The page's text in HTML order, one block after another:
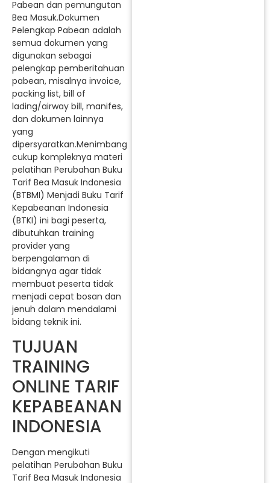
Pabean dan pemungutan
Bea Masuk.Dokumen
Pelengkap Pabean adalah
semua dokumen yang
digunakan sebagai
pelengkap pemberitahuan
pabean, misalnya invoice,
packing list, bill of
lading/airway bill, manifes,
dan dokumen lainnya
yang
dipersyaratkan.Menimbang
cukup kompleknya materi
pelatihan Perubahan Buku
Tarif Bea Masuk Indonesia
(BTBMI) Menjadi Buku Tarif
Kepabeanan Indonesia
(BTKI) ini bagi peserta,
dibutuhkan training
provider yang
berpengalaman di
bidangnya agar tidak
membuat peserta tidak
menjadi cepat bosan dan
jenuh dalam mendalami
bidang teknik ini.
TUJUAN
TRAINING
ONLINE TARIF
KEPABEANAN
INDONESIA
Dengan mengikuti
pelatihan Perubahan Buku
Tarif Bea Masuk Indonesia